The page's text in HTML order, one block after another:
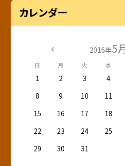
カレンダー
2016年5
日 月 火 水
1 2 3 4
8
9 10 11
15
16 17 18
22
23 24 25
29
30 31